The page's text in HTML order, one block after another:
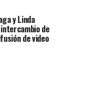
y Linda
de
de video